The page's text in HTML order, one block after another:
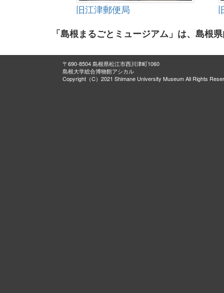
旧江津郵便局
「島根まるごとミュージアム」は、島根
〒690-8504 島根県松江市西川津町1060
島根大学総合博物館アシカル
Copyright（C）2021 Shimane University Museum All Rights